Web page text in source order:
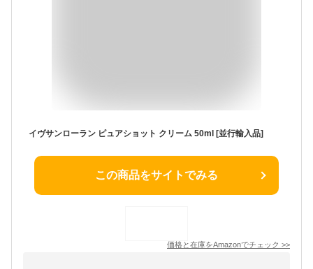
イヴサンローラン ピュアショット クリーム 50ml [並行輸入品]
この商品をサイトでみる
価格と在庫をAmazonでチェック >>